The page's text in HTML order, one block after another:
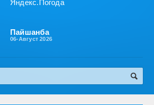
Пайшанба
06-Август 2026